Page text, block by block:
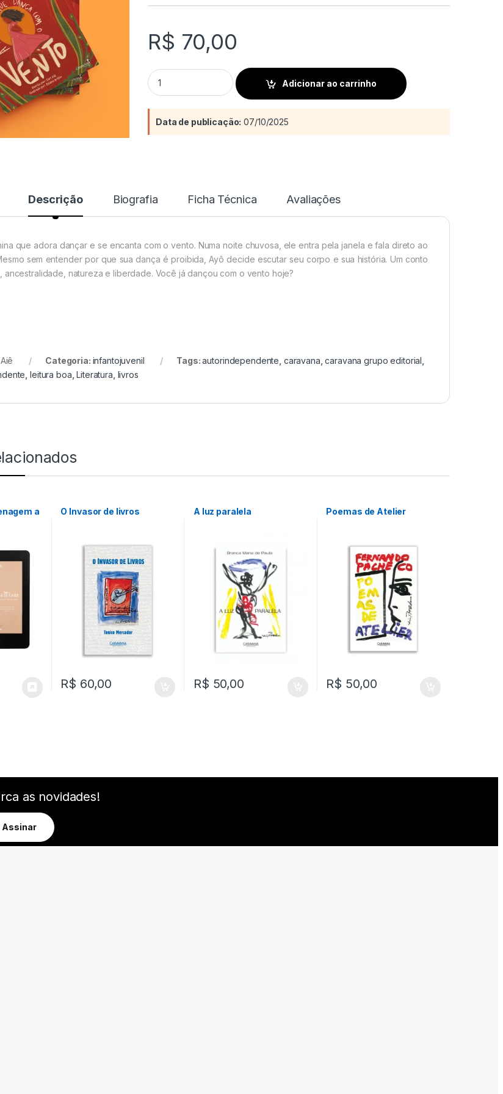
R$ 70,00
A menina que dança com o vento quantity
Adicionar ao carrinho
Data de publicação: 07/10/2025
Descrição Biografia Ficha Técnica Avaliações
que adora dançar e se encanta com o vento. Numa noite chuvosa, ele entra pela janela e fala direto ao
sem entender por que sua dança é proibida, Ayô decide escutar seu corpo e sua história. Um conto
ancestralidade, natureza e liberdade. Você já dançou com o vento hoje?
Categoria: infantojuvenil Tags:autorindependente caravana ,caravana grupo editorial
,leitura boa ,Literatura livros
a
O Invasor de livros
R$ 60,00
A luz paralela
R$ 50,00
Poemas de Atelier
R$ 50,00
as novidades!